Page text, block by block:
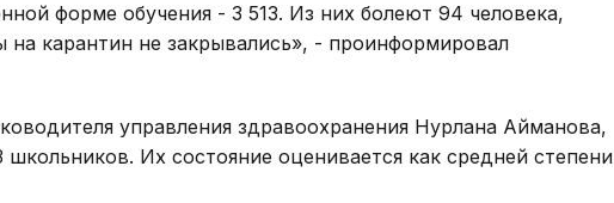
форме обучения - 3 513. Из них болеют 94 человека,
на карантин не закрывались», - проинформировал
управления здравоохранения Нурлана Айманова,
школьников. Их состояние оценивается как средней степени